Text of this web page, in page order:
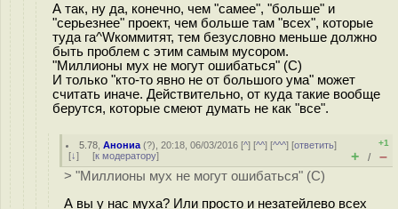
А так, ну да, конечно, чем "самее", "больше" и
"серьезнее" проект, чем больше там "всех", которые
туда га^Wкоммитят, тем безусловно меньше должно
быть проблем с этим самым мусором.
"Миллионы мух не могут ошибаться" (С)
И только "кто-то явно не от большого ума" может
считать иначе. Действительно, от куда такие вообще
берутся, которые смеют думать не как "все".
5.78 ,Анониа (?), 20:18, 06/03/2016 [^] [^^] [^^^] [ответить]
[↓] [к модератору]
+1
+ / –
> "Миллионы мух не могут ошибаться" (С)
А вы у нас муха? Или просто и незатейлево всех